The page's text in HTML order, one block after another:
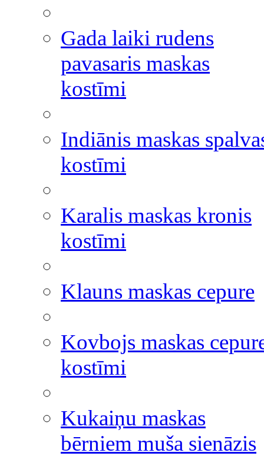
Gada laiki rudens
pavasaris maskas
kostīmi
Indiānis maskas
kostīmi
Karalis maskas kronis
kostīmi
Klauns maskas cepure
Kovbojs maskas
kostīmi
Kukaiņu maskas
bērniem muša sienāzis